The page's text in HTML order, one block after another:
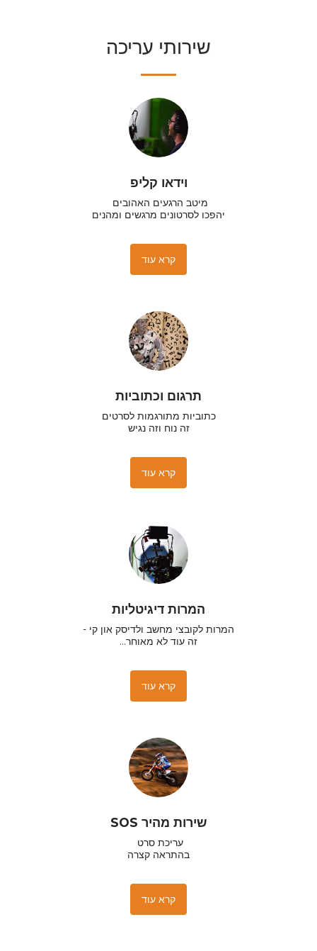
שירותי עריכה
וידאו קליפ
יהפכו לסרטונים מרגשים ומהנים
קרא עוד
תרגום וכתוביות
זה נוח וזה נגיש
קרא עוד
המרות דיגיטליות
זה עוד לא מאוחר...
קרא עוד
שירות מהיר SOS
בהתראה קצרה
קרא עוד